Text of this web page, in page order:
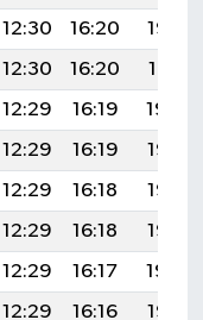
12:30 16:20
19:32
12:30 16:20
19:31
12:29 16:19
19:30
12:29 16:19
19:28
12:29 16:18
19:27
12:29 16:18
19:26
12:29 16:17
19:24
12:29 16:16
19:23